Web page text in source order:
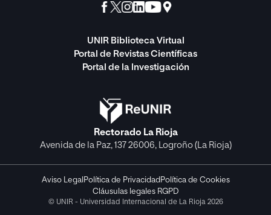
UNIR Biblioteca Virtual
Portal de Revistas Científicas
Portal de la Investigación
Rectorado La Rioja
Avenida de la Paz, 137 26006, Logroño (La Rioja)
Aviso Legal Política de Privacidad Política de Cookies
Cláusulas legales RGPD
© UNIR - Universidad Internacional de La Rioja 2026